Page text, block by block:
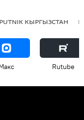
КЫРГЫЗСТАН
Rutube